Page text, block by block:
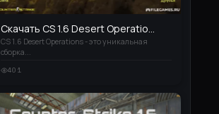
Скачать CS 1.6 Desert Operatio...
CS 1.6 Desert Operations - это уникальная
сборка...
401